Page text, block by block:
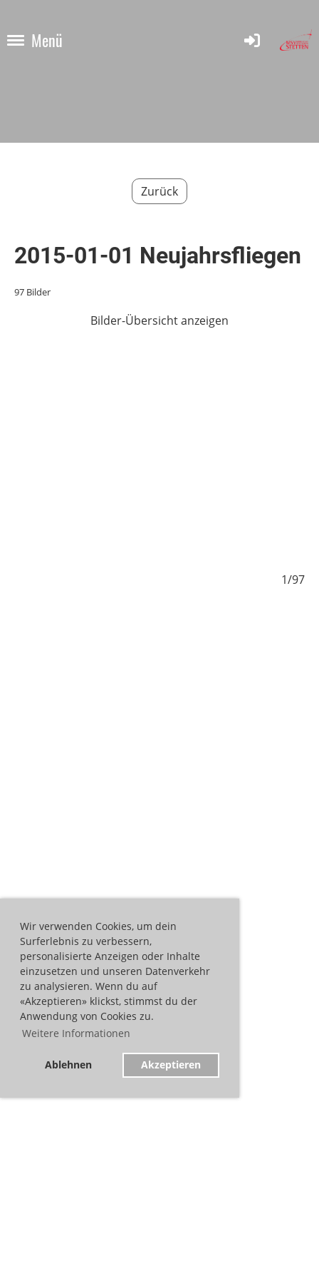
Wir verwenden Cookies, um dein
Surferlebnis zu verbessern,
personalisierte Anzeigen oder Inhalte
einzusetzen und unseren Datenverkehr
zu analysieren. Wenn du auf
«Akzeptieren» klickst, stimmst du der
Anwendung von Cookies zu.
Weitere Informationen
Ablehnen Akzeptieren
Menü
Zurück
2015-01-01 Neujahrsfliegen
97 Bilder
Bilder-Übersicht anzeigen
1/97